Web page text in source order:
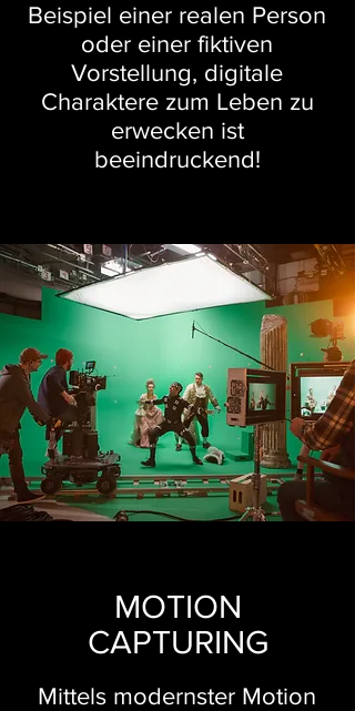
Beispiel einer realen Person
oder einer fiktiven
Vorstellung, digitale
Charaktere zum Leben zu
erwecken ist
beeindruckend!
MOTION
CAPTURING
Mittels modernster Motion